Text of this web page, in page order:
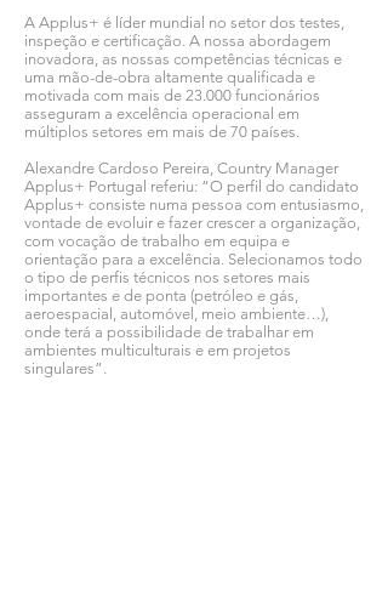
A Applus+ é líder mundial no setor dos testes,
inspeção e certificação. A nossa abordagem
inovadora, as nossas competências técnicas e
uma mão-de-obra altamente qualificada e
motivada com mais de 23.000 funcionários
asseguram a excelência operacional em
múltiplos setores em mais de 70 países.
Alexandre Cardoso Pereira, Country Manager
Applus+ Portugal referiu: “O perfil do candidato
Applus+ consiste numa pessoa com entusiasmo,
vontade de evoluir e fazer crescer a organização,
com vocação de trabalho em equipa e
orientação para a excelência. Selecionamos todo
o tipo de perfis técnicos nos setores mais
importantes e de ponta (petróleo e gás,
aeroespacial, automóvel, meio ambiente…),
onde terá a possibilidade de trabalhar em
ambientes multiculturais e em projetos
singulares”.